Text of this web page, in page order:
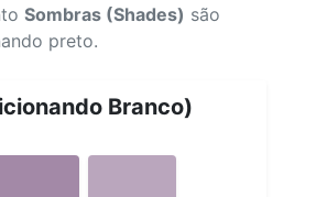
Sombras (Shades) são
preto.
Branco)